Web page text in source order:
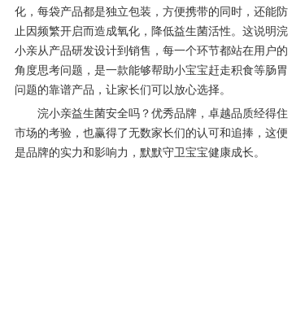
化，每袋产品都是独立包装，方便携带的同时，还能防
止因频繁开启而造成氧化，降低益生菌活性。这说明浣
小亲从产品研发设计到销售，每一个环节都站在用户的
角度思考问题，是一款能够帮助小宝宝赶走积食等肠胃
问题的靠谱产品，让家长们可以放心选择。
浣小亲益生菌安全吗？优秀品牌，卓越品质经得住
市场的考验，也赢得了无数家长们的认可和追捧，这便
是品牌的实力和影响力，默默守卫宝宝健康成长。